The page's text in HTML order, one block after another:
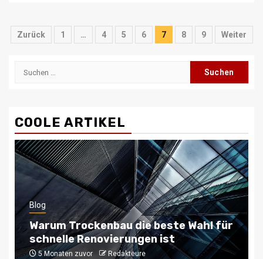
Seitennummerierung
Beiträge
Zurück 1 … 4 5 6 7 8 9 Weiter
Suchen
COOLE ARTIKEL
Blog
Typische getriebekrankheiten bei
opel-modellen und deren behebung
6 Monaten zuvor Redakteure